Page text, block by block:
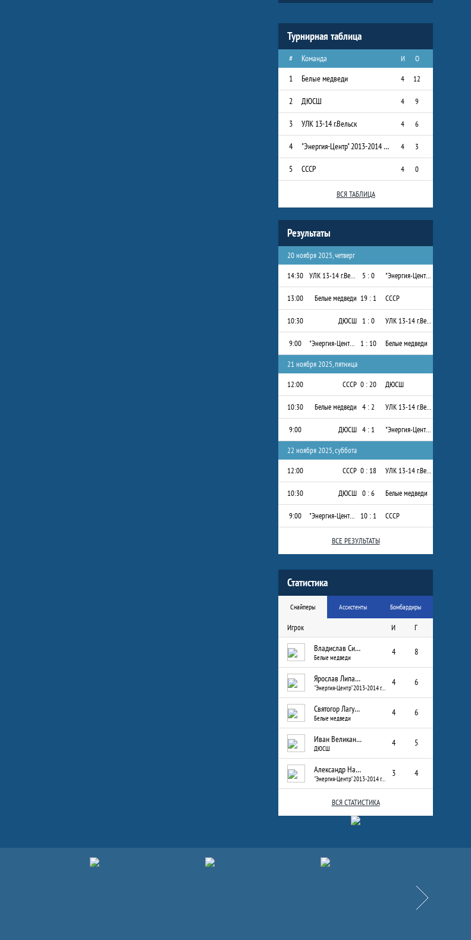
Турнирная таблица
# Команда И О
1 Белые медведи 4 12
2 ДЮСШ 4 9
3 УЛК 13-14 г.Вельск 4 6
4 "Энергия-Центр" 2013-2014 г.р. 4 3
5 СССР 4 0
ВСЯ ТАБЛИЦА
Результаты
20 ноября 2025, четверг
14:30
УЛК 13-14 г.Вельск 5 : 0 "Энергия-Центр" 2013-2014 г.р.
13:00 Белые медведи 19 : 1 СССР
10:30 ДЮСШ 1 : 0 УЛК 13-14 г.Вельск
9:00 "Энергия-Центр" 2013-2014 г.р. 1 : 10 Белые медведи
21 ноября 2025, пятница
12:00
СССР 0 : 20 ДЮСШ
10:30 Белые медведи 4 : 2 УЛК 13-14 г.Вельск
9:00 ДЮСШ 4 : 1 "Энергия-Центр" 2013-2014 г.р.
22 ноября 2025, суббота
12:00
СССР 0 : 18 УЛК 13-14 г.Вельск
10:30 ДЮСШ 0 : 6 Белые медведи
9:00 "Энергия-Центр" 2013-2014 г.р. 10 : 1 СССР
ВСЕ РЕЗУЛЬТАТЫ
Статистика
Снайперы Ассистенты Бомбардиры
Игрок И Г
Владислав Сизых 4 8
Белые медведи
Ярослав Липатов 4 6
"Энергия-Центр" 2013-2014 г.р.
Святогор Лагуткин 4 6
Белые медведи
Иван Великанов 4 5
ДЮСШ
Александр Назаров 3 4
"Энергия-Центр" 2013-2014 г.р.
ВСЯ СТАТИСТИКА
Вперёд